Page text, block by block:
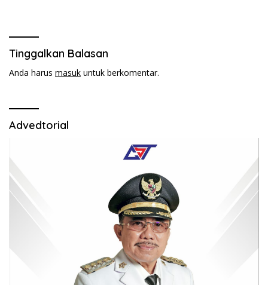
Tinggalkan Balasan
Anda harus masuk untuk berkomentar.
Advedtorial